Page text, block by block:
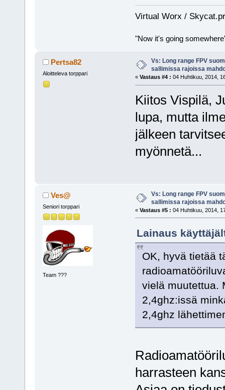
Virtual Worx /
"Now it's going
Pertsa82
Aloitteleva torppari
Vs: Long range FPV
sallimissa rajoissa
« Vastaus #4 : 04 Huhtikuu, 2014,
Kiitos Vispilä,
lupa, mutta
jälkeen
myönnetä...
Ves@
Seniori torppari
Team ???
Vs: Long range FPV
sallimissa rajoissa
« Vastaus #5 : 04 Huhtikuu, 2014,
Lainaus
OK, hyvä tietää
vielä muutettua.
2,4ghz:issä
2,4ghz
harrasteen